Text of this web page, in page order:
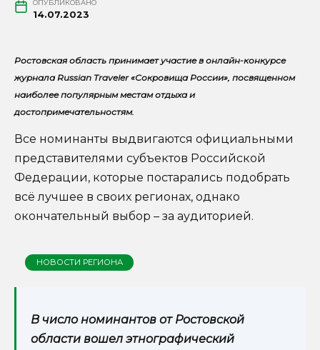
ОПУБЛИКОВАНО
14.07.2023
Ростовская область принимает участие в онлайн-конкурсе
журнала Russian Traveler «Сокровища России», посвященном
наиболее популярным местам отдыха и
достопримечательностям.
Все номинанты выдвигаются официальными
представителями субъектов Российской
Федерации, которые постарались подобрать
всё лучшее в своих регионах, однако
окончательный выбор – за аудиторией.
НОВОСТИ РЕГИОНА
В число номинантов от Ростовской
области вошел этнографический